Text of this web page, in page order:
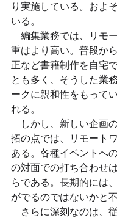
り実施している。およ
いる。
編集業務では、リモ
重はより高い。普段か
正など書籍制作を自宅
とも多く、そうした業
ークに親和性をもって
れる。
しかし、新しい企画
拓の点では、リモート
ある。各種イベントへ
の対面での打ち合わせ
らである。長期的には
がでるのではないかと
さらに深刻なのは、